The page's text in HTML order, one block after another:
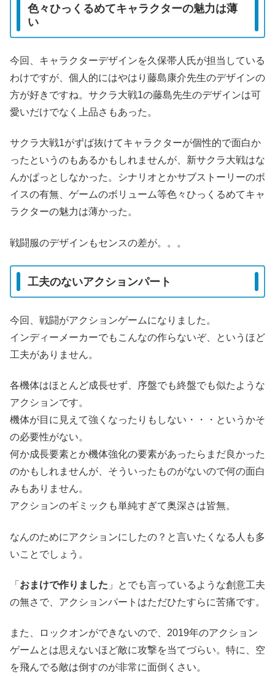
色々ひっくるめてキャラクターの魅力は薄
い
今回、キャラクターデザインを久保帯人氏が担当している
わけですが、個人的にはやはり藤島康介先生のデザインの
方が好きですね。サクラ大戦1の藤島先生のデザインは可
愛いだけでなく上品さもあった。
サクラ大戦1がずば抜けてキャラクターが個性的で面白か
ったというのもあるかもしれませんが、新サクラ大戦はな
んかぱっとしなかった。シナリオとかサブストーリーのボ
イスの有無、ゲームのボリューム等色々ひっくるめてキャ
ラクターの魅力は薄かった。
戦闘服のデザインもセンスの差が。。。
工夫のないアクションパート
今回、戦闘がアクションゲームになりました。
インディーメーカーでもこんなの作らないぞ、というほど
工夫がありません。
各機体はほとんど成長せず、序盤でも終盤でも似たような
アクションです。
機体が目に見えて強くなったりもしない・・・というかそ
の必要性がない。
何か成長要素とか機体強化の要素があったらまだ良かった
のかもしれませんが、そういったものがないので何の面白
みもありません。
アクションのギミックも単純すぎて奥深さは皆無。
なんのためにアクションにしたの？と言いたくなる人も多
いことでしょう。
「 おまけで作りました 」とでも言っているような創意工夫
の無さで、アクションパートはただひたすらに苦痛です。
また、ロックオンができないので、2019年のアクション
ゲームとは思えないほど敵に攻撃を当てづらい。特に、空
を飛んでる敵は倒すのが非常に面倒くさい。